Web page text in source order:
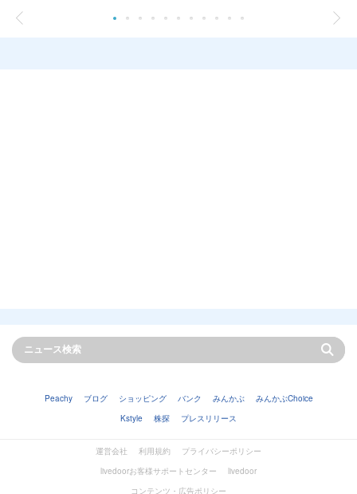
Peachy ブログ ショッピング バンク みんかぶ
みんかぶChoice
Kstyle
株探 プレスリリース
運営会社 利用規約
プライバシーポリシー
livedoorお客様サポートセンター
livedoor
コンテンツ・広告ポリシー